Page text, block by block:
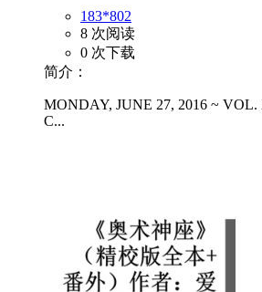
183*802
8 次阅读
0 次下载
简介：
MONDAY, JUNE 27, 2016 ~ VOL.
C...